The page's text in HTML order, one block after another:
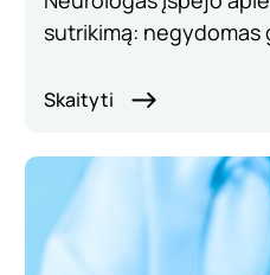
sutrikimą: negydomas
Skaityti